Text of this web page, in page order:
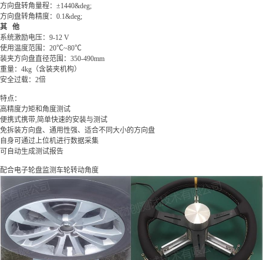
方向盘转角量程：±1440&deg;
方向盘转角精度： 0.1&deg;
其 他
系统激励电压： 9-12 V
使用温度范围 ： 20℃~80℃
装夹方向盘直径范围 ： 350-490mm
重量： 4kg（含装夹机构）
安全过载： 2倍
特点：
高精度力矩和角度测试
便携式携带,简单快速的安装与测试
免拆装方向盘、通用性强、适合不同大小的方向盘
自身可通过上位机进行数据采集
可自动生成测试报告
配合电子轮盘监测车轮转动角度